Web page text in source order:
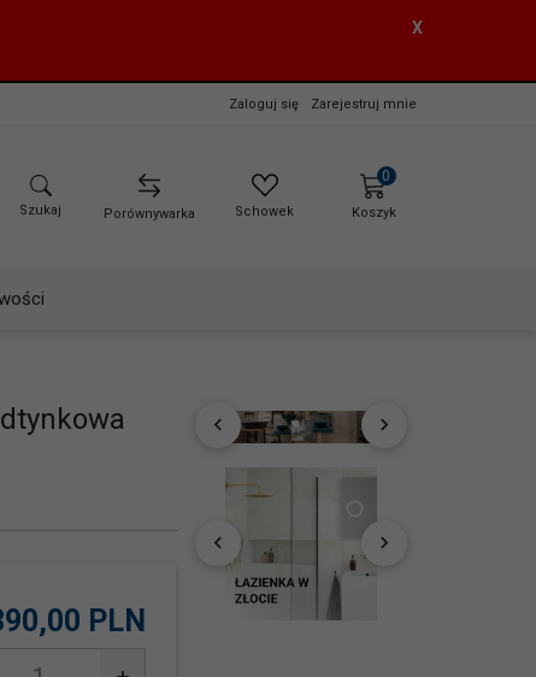
X
Zaloguj się Zarejestruj mnie
Szukaj Porównywarka Schowek
0
Koszyk
00 PLN